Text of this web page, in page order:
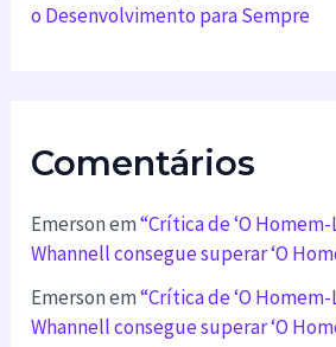
o Desenvolvimento para Sempre
Comentários
Emersonem“Crítica de ‘O Homem-
Whannell consegue superar ‘O
Emersonem“Crítica de ‘O Homem-
Whannell consegue superar ‘O